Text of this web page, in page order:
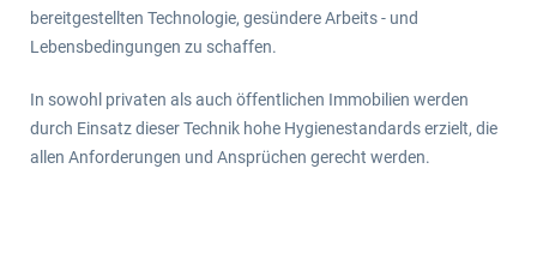
bereitgestellten Technologie, gesündere Arbeits - und
Lebensbedingungen zu schaffen.
In sowohl privaten als auch öffentlichen Immobilien werden
durch Einsatz dieser Technik hohe Hygienestandards erzielt, die
allen Anforderungen und Ansprüchen gerecht werden.